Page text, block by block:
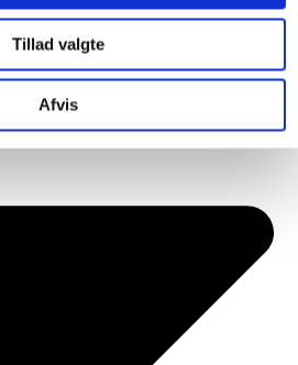
Tillad valgte
Afvis